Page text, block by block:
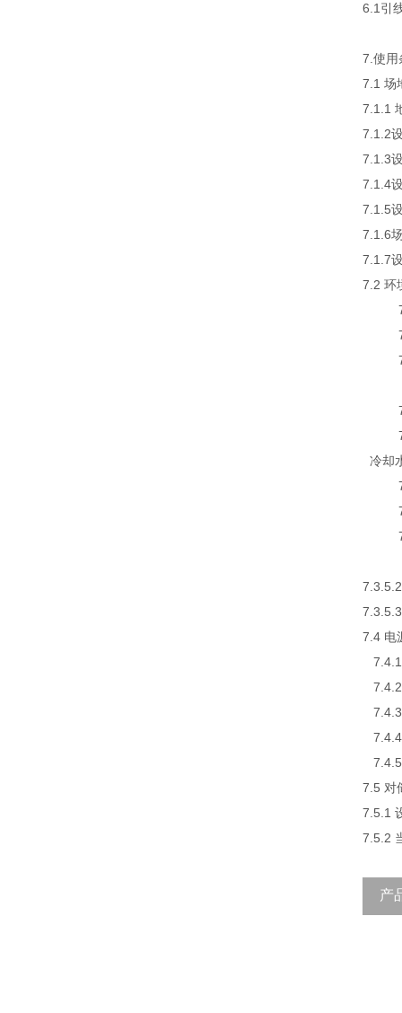
6.1引
7.使用
7.1 场
7.1.1
7.1.2
7.1.3
7.1.4
7.1.5
7.1.6
7.1.7
7.2 环
冷却
7.4 电
7.4.1
7.4.2
7.4.3
7.4.4
7.4.5
7.5 对
7.5.1
7.5.2
产